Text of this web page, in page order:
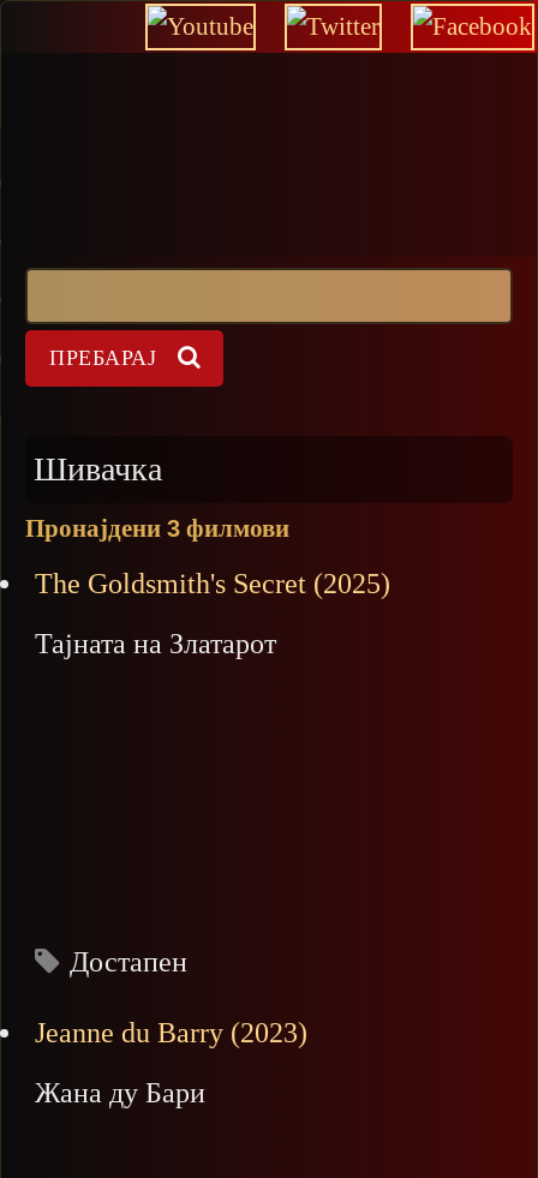
Шивачка
Пронајдени 3 филмови
The Goldsmith's Secret (2025)
Тајната на Златарот
Достапен
Jeanne du Barry (2023)
Жана ду Бари